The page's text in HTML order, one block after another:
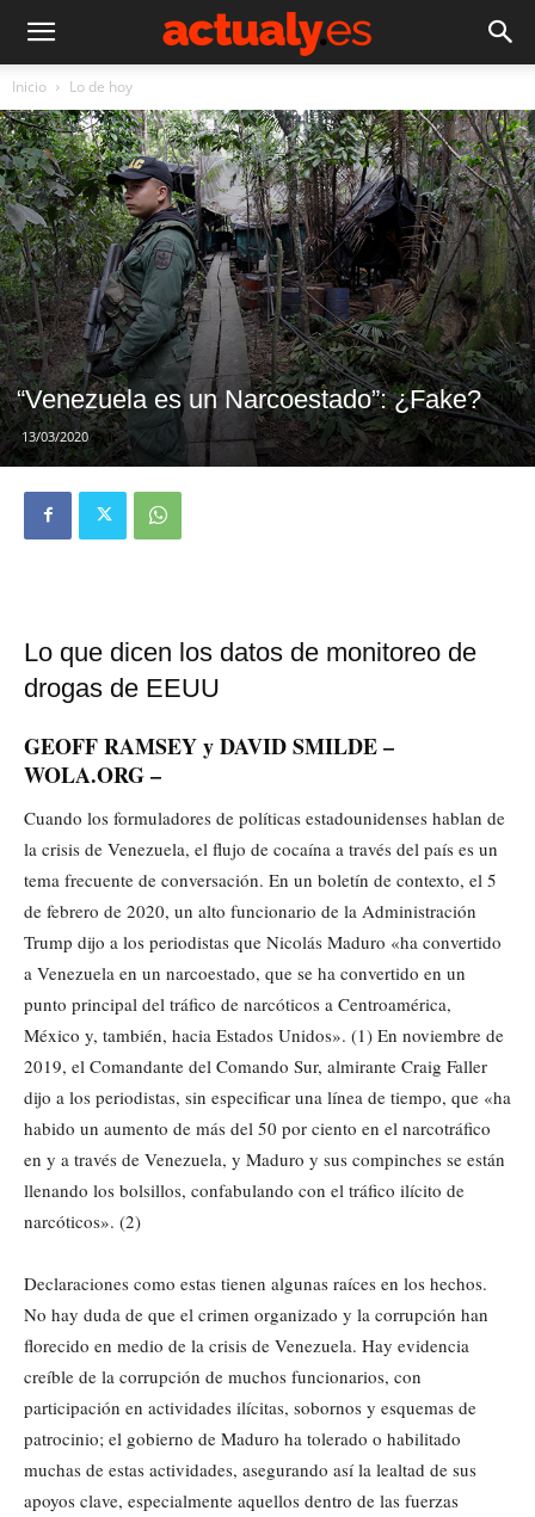
Inicio Lo de hoy
“Venezuela es un Narcoestado”: ¿Fake?
13/03/2020
Lo que dicen los datos de monitoreo de
drogas de EEUU
GEOFF RAMSEY y DAVID SMILDE –
WOLA.ORG –
Cuando los formuladores de políticas estadounidenses hablan de
la crisis de Venezuela, el flujo de cocaína a través del país es un
tema frecuente de conversación. En un boletín de contexto, el 5
de febrero de 2020, un alto funcionario de la Administración
Trump dijo a los periodistas que Nicolás Maduro «ha convertido
a Venezuela en un narcoestado, que se ha convertido en un
punto principal del tráfico de narcóticos a Centroamérica,
México y, también, hacia Estados Unidos». (1) En noviembre de
2019, el Comandante del Comando Sur, almirante Craig Faller
dijo a los periodistas, sin especificar una línea de tiempo, que «ha
habido un aumento de más del 50 por ciento en el narcotráfico
en y a través de Venezuela, y Maduro y sus compinches se están
llenando los bolsillos, confabulando con el tráfico ilícito de
narcóticos». (2)
Declaraciones como estas tienen algunas raíces en los hechos.
No hay duda de que el crimen organizado y la corrupción han
florecido en medio de la crisis de Venezuela. Hay evidencia
creíble de la corrupción de muchos funcionarios, con
participación en actividades ilícitas, sobornos y esquemas de
patrocinio; el gobierno de Maduro ha tolerado o habilitado
muchas de estas actividades, asegurando así la lealtad de sus
apoyos clave, especialmente aquellos dentro de las fuerzas